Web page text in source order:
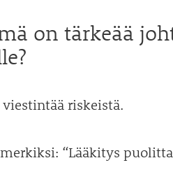
on tärkeää
riskeistä.
“Lääkitys